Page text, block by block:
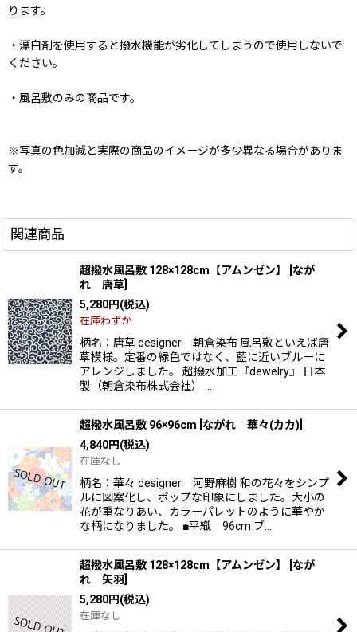
ります。
・漂白剤を使用すると撥水機能が劣化してしまうので使用しないで
ください。
・風呂敷のみの商品です。
※写真の色加減と実際の商品のイメージが多少異なる場合がありま
す。
関連商品
超撥水風呂敷 128×128cm【アムンゼン】
なが
れ 唐草
5,280円(税込)
在庫わずか
柄名：唐草 designer 朝倉染布 風呂敷といえば唐
草模様。定番の緑色ではなく、藍に近いブルーに
アレンジしました。 超撥水加工『dewelry』 日本
製（朝倉染布株式会社） …
超撥水風呂敷 96×96cm ながれ 華々(カカ)
4,840円(税込)
在庫なし
柄名：華々 designer 河野麻樹 和の花々をシンプ
ルに図案化し、ポップな印象にしました。大小の
花が重なりあい、カラーパレットのように華やか
な柄になりました。 ■平織 96cm ブ…
超撥水風呂敷 128×128cm【アムンゼン】
なが
れ 矢羽
5,280円(税込)
在庫なし